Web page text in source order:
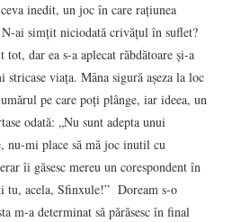
inedit, un joc în care raţiunea
ai simţit niciodată crivăţul în suflet?
dar ea s-a aplecat răbdătoare şi-a
stricase viaţa. Mâna sigură aşeza la loc
pe care poţi plânge, iar ideea, un
odată: „Nu sunt adepta unui
nu-mi place să mă joc inutil cu
îi găsesc mereu un corespondent în
tu, acela, Sfinxule!” Doream s-o
m-a determinat să părăsesc în final